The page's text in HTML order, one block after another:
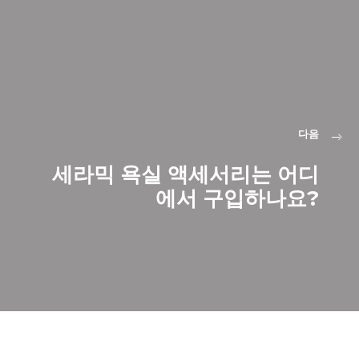
다음
세라믹 욕실 액세서리는 어디
에서 구입하나요?